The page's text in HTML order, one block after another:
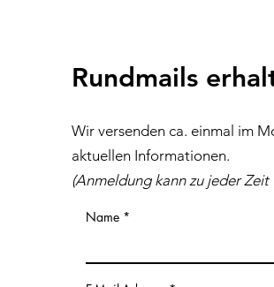
Rundmails
Wir versenden ca. einmal im
aktuellen Informationen.
(Anmeldung kann zu jeder Zeit
Name